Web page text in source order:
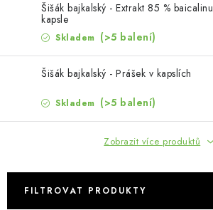
Doprava a platba Recenze
Proč Botanic?
Kontakty
Šišák bajkalský - Extrakt 85 % baicalinu
kapsle
Skladem (>5 balení)
Šišák bajkalský - Prášek v kapslích
Skladem (>5 balení)
Zobrazit více produktů
FILTROVAT PRODUKTY